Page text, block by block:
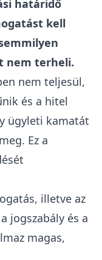
meg a
büntetőkamat a
belül nem